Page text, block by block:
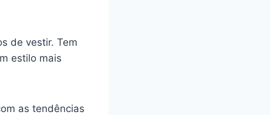
de vestir. Tem
estilo mais
as tendências